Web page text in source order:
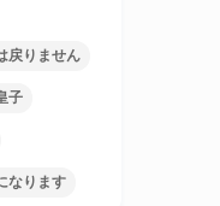
戻りません
子
なります